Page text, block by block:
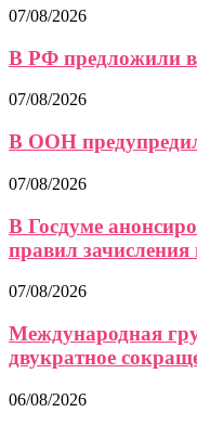
07/08/2026
В РФ предложили
07/08/2026
В ООН
07/08/2026
В Госдуме
правил зачисления
07/08/2026
Международная
двукратное
06/08/2026